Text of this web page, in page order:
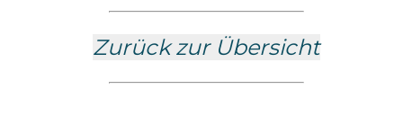
Zurück zur Übersicht